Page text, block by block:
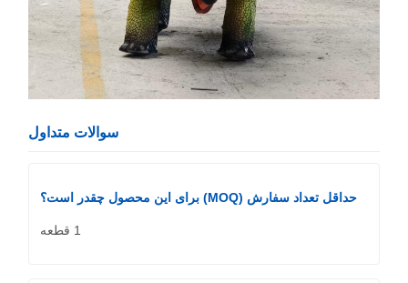
سوالات متداول
حداقل تعداد سفارش (MOQ) برای این محصول چقدر است؟
1 قطعه